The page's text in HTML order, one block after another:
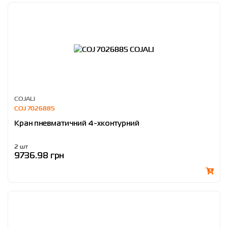
COJALI
COJ 7026885
Кран пневматичний 4-хконтурний
2 шт
9736.98 грн